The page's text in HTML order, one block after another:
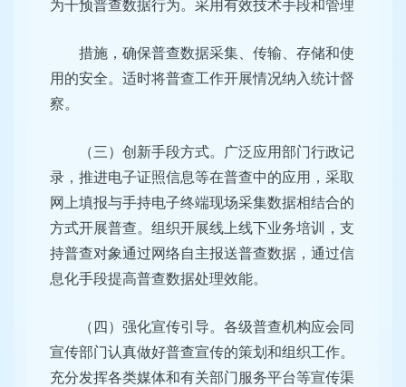
为干预普查数据行为。采用有效技术手段和管理
措施，确保普查数据采集、传输、存储和使
用的安全。适时将普查工作开展情况纳入统计督
察。
（三）创新手段方式。广泛应用部门行政记
录，推进电子证照信息等在普查中的应用，采取
网上填报与手持电子终端现场采集数据相结合的
方式开展普查。组织开展线上线下业务培训，支
持普查对象通过网络自主报送普查数据，通过信
息化手段提高普查数据处理效能。
（四）强化宣传引导。各级普查机构应会同
宣传部门认真做好普查宣传的策划和组织工作。
充分发挥各类媒体和有关部门服务平台等宣传渠